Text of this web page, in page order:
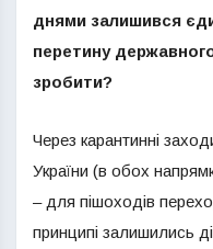
днями залишився
перетину
зробити?
Через карантинні
України (в обох
– для пішоходів
принципі залишились